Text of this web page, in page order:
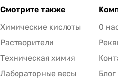
Смотрите также
Химические кислоты
Растворители
Техническая химия
Лабораторные весы
О
Блог